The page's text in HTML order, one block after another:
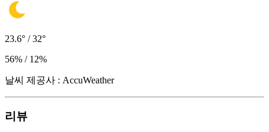
23.6° / 32°
56% / 12%
날씨 제공사 : AccuWeather
리뷰